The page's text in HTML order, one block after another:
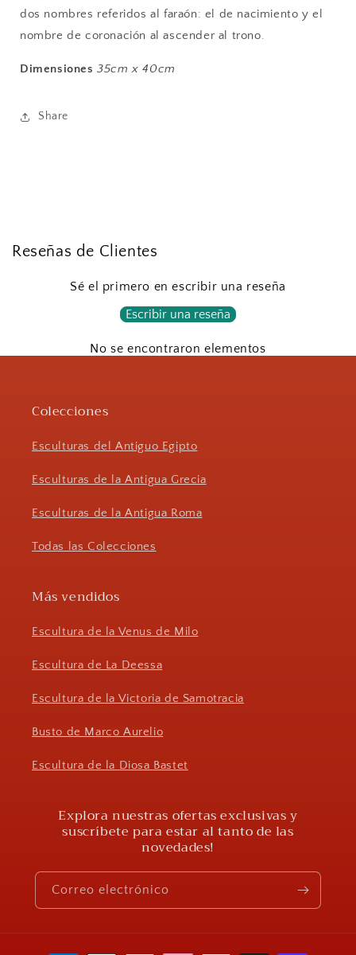
dos nombres referidos al faraón: el de nacimiento y el
nombre de coronación al ascender al trono.
Dimensiones35cm x 40cm
Share
Reseñas de Clientes
Sé el primero en escribir una reseña
Escribir una reseña
No se encontraron elementos
Colecciones
Esculturas del Antiguo Egipto
Esculturas de la Antigua Grecia
Esculturas de la Antigua Roma
Todas las Colecciones
Más vendidos
Escultura de la Venus de Milo
Escultura de La Deessa
Escultura de la Victoria de Samotracia
Busto de Marco Aurelio
Escultura de la Diosa Bastet
Explora nuestras ofertas exclusivas y
suscríbete para estar al tanto de las
novedades!
Correo electrónico